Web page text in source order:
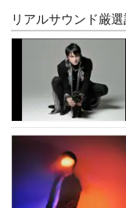
リアルサウンド厳